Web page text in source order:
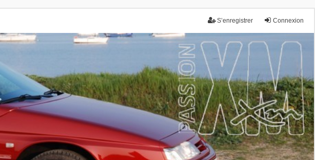
Connexion
S’enregistrer